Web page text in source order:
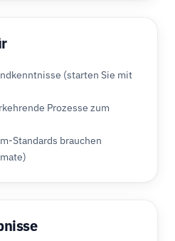
(starten Sie mit
Prozesse zum
Standards brauchen